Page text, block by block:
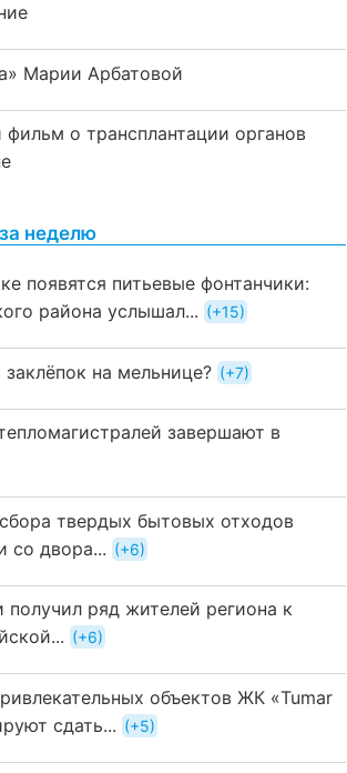
Марии Арбатовой
о трансплантации органов
неделю
появятся питьевые фонтанчики:
района услышал...
+15
на мельнице? +7
завершают в
твердых бытовых отходов
со двора...
+6
ряд жителей региона к
+6
объектов ЖК «Tumar
сдать...
+5